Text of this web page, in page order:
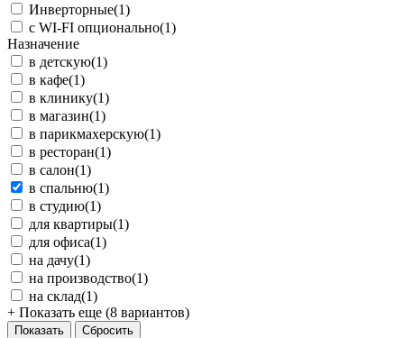
Инверторные(1)
с WI-FI опционально(1)
Назначение
в детскую(1)
в кафе(1)
в клинику(1)
в магазин(1)
в парикмахерскую(1)
в ресторан(1)
в салон(1)
в спальню(1)
в студию(1)
для квартиры(1)
для офиса(1)
на дачу(1)
на производство(1)
на склад(1)
+ Показать еще (8 вариантов)